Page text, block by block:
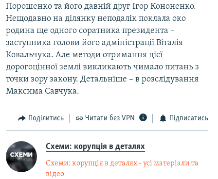
Порошенко та його давній друг Ігор Кононенко.
Нещодавно на ділянку неподалік поклала око
родина ще одного соратника президента –
заступника голови його адміністрації Віталія
Ковальчука. Але методи отримання цієї
дорогоцінної землі викликають чимало питань з
точки зору закону. Детальніше – в розслідування
Максима Савчука.
Поділитись Читати без VPN Підписатись
Схеми: корупція в деталях
Схеми: корупція в деталях - усі матеріали та
відео